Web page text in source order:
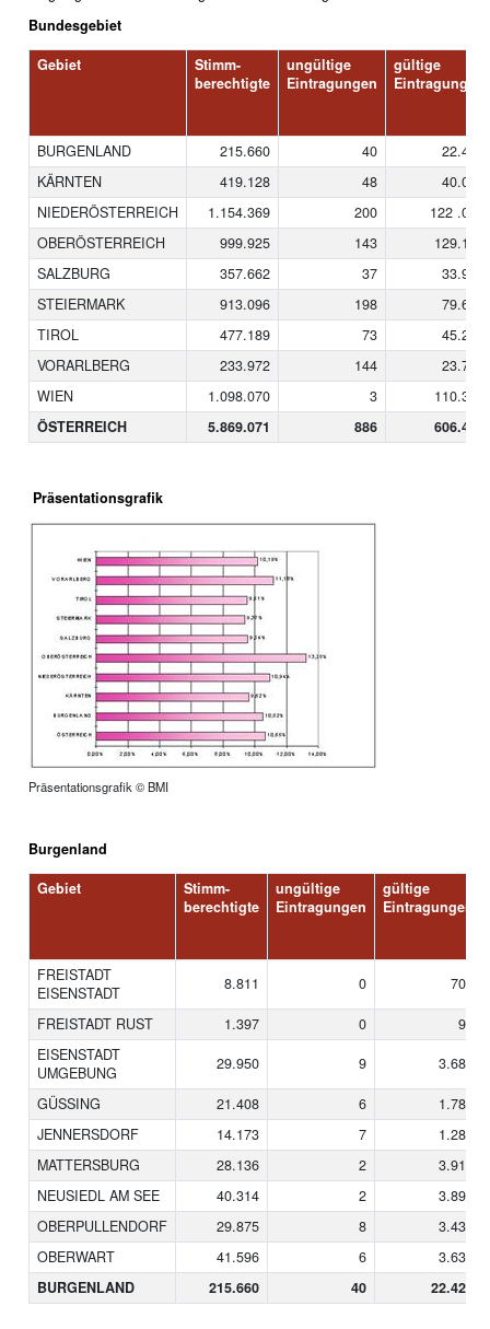
Bundesgebiet
Gebiet
Stimm-
berechtigte
ungültige
Eintragungen
gültige
Eintragungen
BURGENLAND 215.660 40
22.424
KÄRNTEN
419.128 48
40.010
NIEDERÖSTERREICH
1.154.369 200
122 .022
OBERÖSTERREICH
999.925 143
129.101
SALZBURG
357.662 37
33.954
STEIERMARK
913.096 198
79.647
TIROL
477.189 73
45.247
VORARLBERG
233.972 144
23.769
WIEN
1.098.070 3
110.308
ÖSTERREICH
5.869.071 886 606.482
Präsentationsgrafik
Präsentationsgrafik © BMI
Burgenland
Gebiet
Stimm-
berechtigte
ungültige
Eintragungen
gültige
Eintragungen
FREISTADT
EISENSTADT
8.811 0 708
FREISTADT RUST 1.397 0
91
EISENSTADT
UMGEBUNG
29.950 9 3.685
GÜSSING 21.408 6
1.788
JENNERSDORF
14.173 7
1.280
MATTERSBURG
28.136 2
3.913
NEUSIEDL AM SEE
40.314 2
3.896
OBERPULLENDORF
29.875 8
3.430
OBERWART
41.596 6
3.633
BURGENLAND
215.660 40 22.424